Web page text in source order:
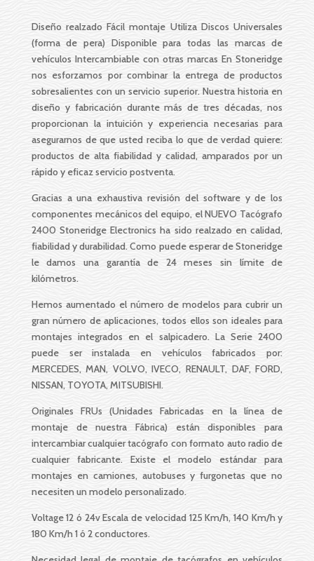
Diseño realzado Fácil montaje Utiliza Discos Universales
(forma de pera) Disponible para todas las marcas de
vehículos Intercambiable con otras marcas En Stoneridge
nos esforzamos por combinar la entrega de productos
sobresalientes con un servicio superior. Nuestra historia en
diseño y fabricación durante más de tres décadas, nos
proporcionan la intuición y experiencia necesarias para
asegurarnos de que usted reciba lo que de verdad quiere:
productos de alta fiabilidad y calidad, amparados por un
rápido y eficaz servicio postventa.
Gracias a una exhaustiva revisión del software y de los
componentes mecánicos del equipo, el NUEVO Tacógrafo
2400 Stoneridge Electronics ha sido realzado en calidad,
fiabilidad y durabilidad. Como puede esperar de Stoneridge
le damos una garantía de 24 meses sin límite de
kilómetros.
Hemos aumentado el número de modelos para cubrir un
gran número de aplicaciones, todos ellos son ideales para
montajes integrados en el salpicadero. La Serie 2400
puede ser instalada en vehículos fabricados por:
MERCEDES, MAN, VOLVO, IVECO, RENAULT, DAF, FORD,
NISSAN, TOYOTA, MITSUBISHI.
Originales FRUs (Unidades Fabricadas en la línea de
montaje de nuestra Fábrica) están disponibles para
intercambiar cualquier tacógrafo con formato auto radio de
cualquier fabricante. Existe el modelo estándar para
montajes en camiones, autobuses y furgonetas que no
necesiten un modelo personalizado.
Voltage 12 ó 24v Escala de velocidad 125 Km/h, 140 Km/h y
180 Km/h 1 ó 2 conductores.